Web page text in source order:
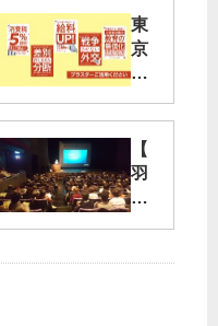
東
京
ボ
ン
テ
ィ
ア
セ
タ
【
羽
田
ー